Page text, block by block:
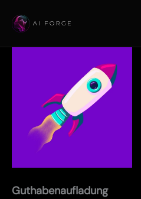
Inhalt
springen
Guthabenaufladung